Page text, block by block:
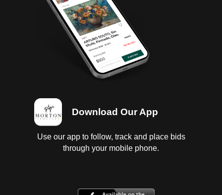
Download Our App
Use our app to follow, track and place bids
through your mobile phone.